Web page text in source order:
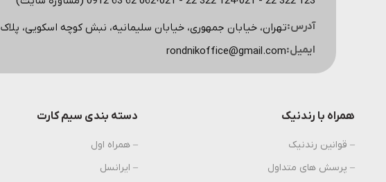
آدرس:تهران، خیابان جمهوری، خیابان سلیمانیه، نبش کوچه اسکویی، پلاک 76، دفتر پیشخوان دولت
ایمیل:rondnikoffice@gmail.com
همراه با رندنیک
– قوانین رندنیک
– پرسش های متداول
دسته بندی سیم کارت
– همراه اول
– ایرانسل